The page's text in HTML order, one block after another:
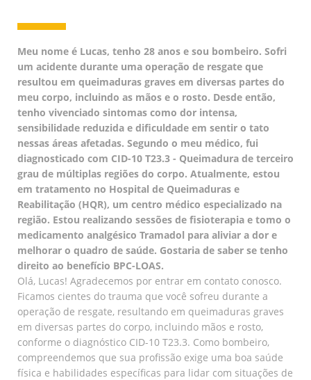
Meu nome é Lucas, tenho 28 anos e sou bombeiro. Sofri
um acidente durante uma operação de resgate que
resultou em queimaduras graves em diversas partes do
meu corpo, incluindo as mãos e o rosto. Desde então,
tenho vivenciado sintomas como dor intensa,
sensibilidade reduzida e dificuldade em sentir o tato
nessas áreas afetadas. Segundo o meu médico, fui
diagnosticado com CID-10 T23.3 - Queimadura de terceiro
grau de múltiplas regiões do corpo. Atualmente, estou
em tratamento no Hospital de Queimaduras e
Reabilitação (HQR), um centro médico especializado na
região. Estou realizando sessões de fisioterapia e tomo o
medicamento analgésico Tramadol para aliviar a dor e
melhorar o quadro de saúde. Gostaria de saber se tenho
direito ao benefício BPC-LOAS.
Olá, Lucas! Agradecemos por entrar em contato conosco.
Ficamos cientes do trauma que você sofreu durante a
operação de resgate, resultando em queimaduras graves
em diversas partes do corpo, incluindo mãos e rosto,
conforme o diagnóstico CID-10 T23.3. Como bombeiro,
compreendemos que sua profissão exige uma boa saúde
física e habilidades específicas para lidar com situações de